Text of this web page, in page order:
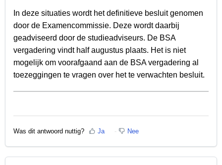
In deze situaties wordt het definitieve besluit genomen
door de Examencommissie. Deze wordt daarbij
geadviseerd door de studieadviseurs. De BSA
vergadering vindt half augustus plaats. Het is niet
mogelijk om voorafgaand aan de BSA vergadering al
toezeggingen te vragen over het te verwachten besluit.
Was dit antwoord nuttig? Ja Nee